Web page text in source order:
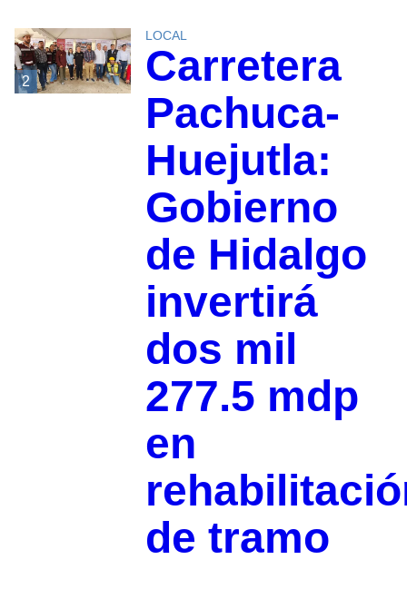
2
LOCAL
Carretera
Pachuca-
Huejutla:
Gobierno
de Hidalgo
invertirá
dos mil
277.5 mdp
en
de tramo